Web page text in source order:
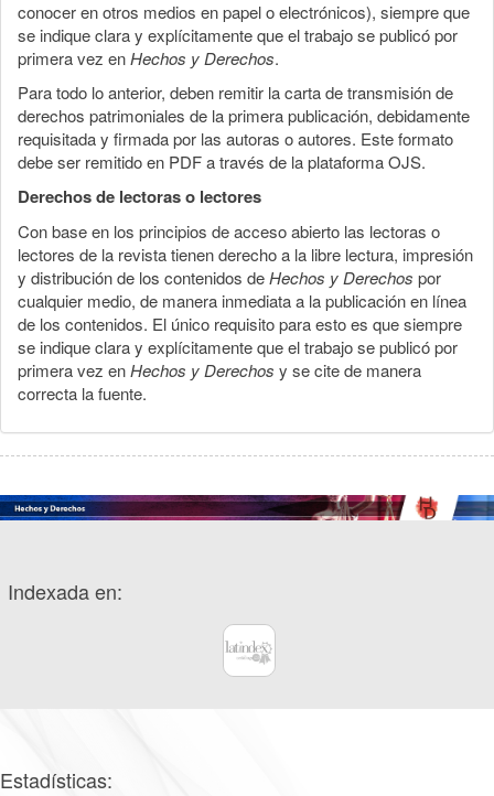
conocer en otros medios en papel o electrónicos), siempre que
se indique clara y explícitamente que el trabajo se publicó por
primera vez enHechos y Derechos.
Para todo lo anterior, deben remitir la carta de transmisión de
derechos patrimoniales de la primera publicación, debidamente
requisitada y firmada por las autoras o autores. Este formato
debe ser remitido en PDF a través de la plataforma OJS.
Derechos de lectoras o lectores
Con base en los principios de acceso abierto las lectoras o
lectores de la revista tienen derecho a la libre lectura, impresión
y distribución de los contenidos deHechos y Derechos por
cualquier medio, de manera inmediata a la publicación en línea
de los contenidos. El único requisito para esto es que siempre
se indique clara y explícitamente que el trabajo se publicó por
primera vez enHechos y Derechos y se cite de manera
correcta la fuente.
Indexada en:
Estadísticas: